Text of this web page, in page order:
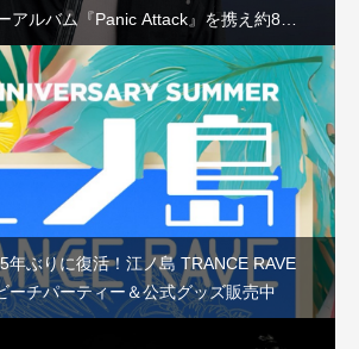
アルバム『Panic Attack』を携え約8か
年ぶりに復活！江ノ島 TRANCE RAVE
ーチパーティー＆公式グッズ販売中